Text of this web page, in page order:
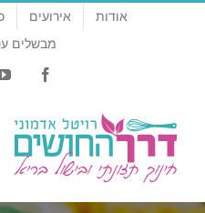
דלג
אודות אירועים
מבשלים